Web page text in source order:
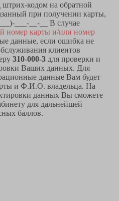
кодом на обратной
при получении карты,
___-__-__ В случае
номер карты и/или номер
данные, если ошибка не
клиентов
310-000-3 для проверки и
Ваших данных. Для
данные Вам будет
и Ф.И.О. владельца. На
данных Вы сможете
для дальнейшей
баллов.